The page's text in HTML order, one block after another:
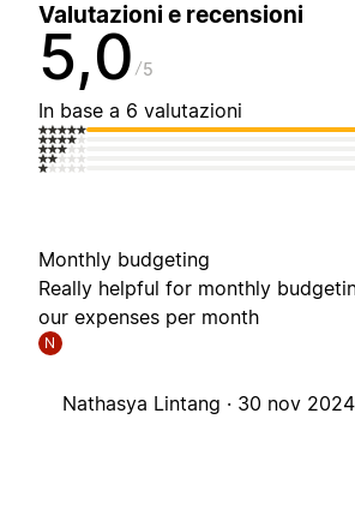
Valutazioni e recensioni
5,0 5
In base a 6 valutazioni
Monthly budgeting
Really helpful for monthly
our expenses per month
N
Nathasya Lintang · 30 nov 2024